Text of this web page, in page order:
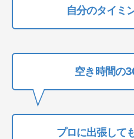
自分のタイミ
空き時間の
プロに出張して